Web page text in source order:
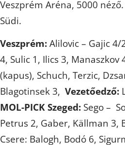
Veszprém Aréna, 5000
Südi.
Veszprém:Alilovic – Gajic 4/
4, Sulic 1, Ilics 3, Manaszkov
(kapus), Schuch, Terzic,
Blagotinsek 3, Vezetőedző:
MOL-PICK Szeged: Sego –
Petrus 2, Gaber, Källman 3,
Csere: Balogh, Bodó 6,